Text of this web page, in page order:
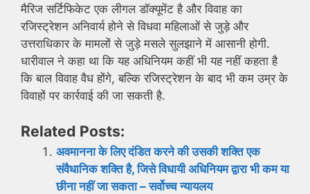
मैरिज सर्टिफिकेट एक लीगल डॉक्यूमेंट है और विवाह का
रजिस्ट्रेशन अनिवार्य होने से विधवा महिलाओं से जुड़े और
उत्तराधिकार के मामलों से जुड़े मसले सुलझाने में आसानी होगी.
धारीवाल ने कहा था कि यह अधिनियम कहीं भी यह नहीं कहता है
कि बाल विवाह वैध होंगे, बल्कि रजिस्ट्रेशन के बाद भी कम उम्र के
विवाहों पर कार्रवाई की जा सकती है.
Related Posts:
अवमानना ​​के लिए दंडित करने की उसकी शक्ति एक
संवैधानिक शक्ति है, जिसे विधायी अधिनियम द्वारा भी कम या
छीना नहीं जा सकता – सर्वोच्च न्यायलय